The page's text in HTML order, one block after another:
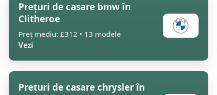
Prețuri de casare bmw în
Clitheroe
Preț mediu: £312 • 13 modele
Vezi
Prețuri de casare chrysler în